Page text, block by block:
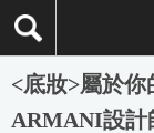
<底妝>屬於
ARMANI設計